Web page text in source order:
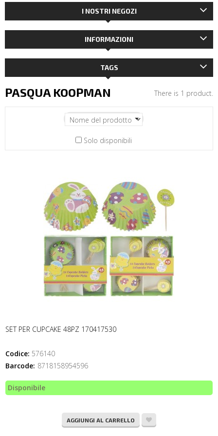
I NOSTRI NEGOZI
INFORMAZIONI
TAGS
PASQUA KOOPMAN There is 1 product.
Solo disponibili
SET PER CUPCAKE 48PZ 170417530
Codice: 576140
Barcode: 8718158954596
Disponibile
AGGIUNGI AL CARRELLO